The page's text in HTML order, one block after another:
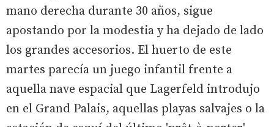
mano derecha durante 30 años, sigue
apostando por la modestia y ha dejado de lado
los grandes accesorios. El huerto de este
martes parecía un juego infantil frente a
aquella nave espacial que Lagerfeld introdujo
en el Grand Palais, aquellas playas salvajes o la